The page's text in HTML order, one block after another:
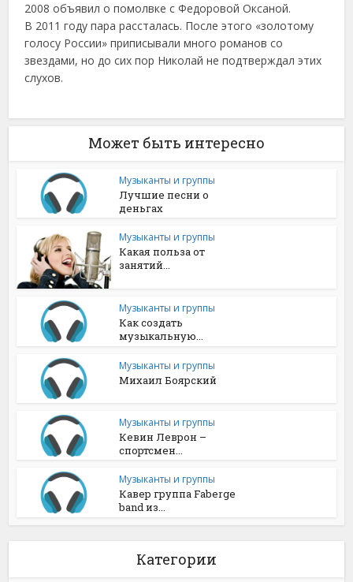
2008 объявил о помолвке с Федоровой Оксаной.
В 2011 году пара рассталась. После этого «золотому
голосу России» приписывали много романов со
звездами, но до сих пор Николай не подтверждал этих
слухов.
Может быть интересно
Музыканты и группы
Лучшие песни о
деньгах
Музыканты и группы
Какая польза от
занятий...
Музыканты и группы
Как создать
музыкальную...
Музыканты и группы
Михаил Боярский
Музыканты и группы
Кевин Леврон –
спортсмен...
Музыканты и группы
Кавер группа Faberge
band из...
Категории